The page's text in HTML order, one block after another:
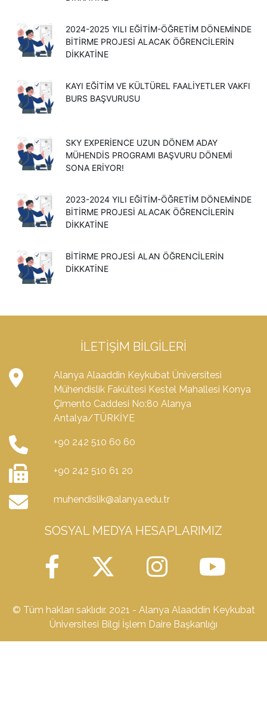
2024-2025 YILI EĞITIM-ÖĞRETIM DÖNEMINDE
BITIRME PROJESI ALACAK ÖĞRENCILERIN
DIKKATINE
KAYI EĞITIM VE KÜLTÜREL FAALIYETLER VAKFI
BURS BAŞVURUSU
SKY EXPERIENCE UZUN DÖNEM ADAY
MÜHENDIS PROGRAMI BAŞVURU DÖNEMI
SONA ERIYOR!
2023-2024 YILI EĞITIM-ÖĞRETIM DÖNEMINDE
BITIRME PROJESI ALACAK ÖĞRENCILERIN
DIKKATINE
BİTİRME PROJESİ ALAN ÖĞRENCİLERİN
DİKKATİNE
İLETIŞIM BILGILERI
Alanya Alaaddin Keykubat Üniversitesi
Mühendislik Fakültesi Kestel Mahallesi Konya
Çimento Caddesi No:80 Alanya
Antalya/TÜRKİYE
+90 242 510 60 60
+90 242 510 61 20
muhendislik@alanya.edu.tr
SOSYAL MEDYA HESAPLARIMIZ
© Tüm hakları saklıdır. 2021 - Alanya Alaaddin Keykubat
Üniversitesi Bilgi İşlem Daire Başkanlığı